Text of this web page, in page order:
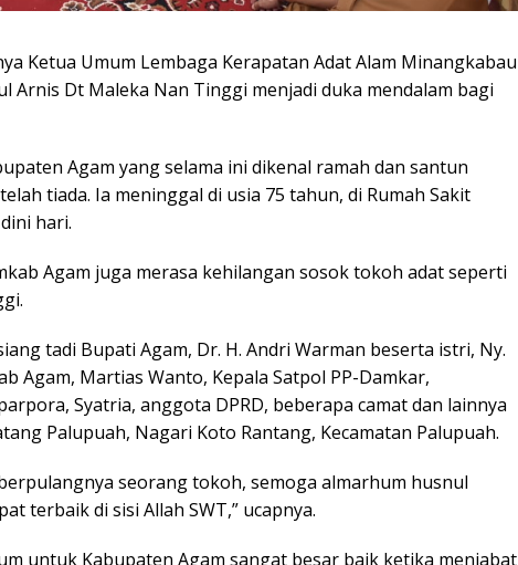
Ketua Umum Lembaga Kerapatan Adat Alam Minangkabau
Arnis Dt Maleka Nan Tinggi menjadi duka mendalam bagi
Agam yang selama ini dikenal ramah dan santun
tiada. Ia meninggal di usia 75 tahun, di Rumah Sakit
hari.
Agam juga merasa kehilangan sosok tokoh adat seperti
tadi Bupati Agam, Dr. H. Andri Warman beserta istri, Ny.
Agam, Martias Wanto, Kepala Satpol PP-Damkar,
Syatria, anggota DPRD, beberapa camat dan lainnya
Palupuah, Nagari Koto Rantang, Kecamatan Palupuah.
seorang tokoh, semoga almarhum husnul
terbaik di sisi Allah SWT,” ucapnya.
untuk Kabupaten Agam sangat besar baik ketika menjabat